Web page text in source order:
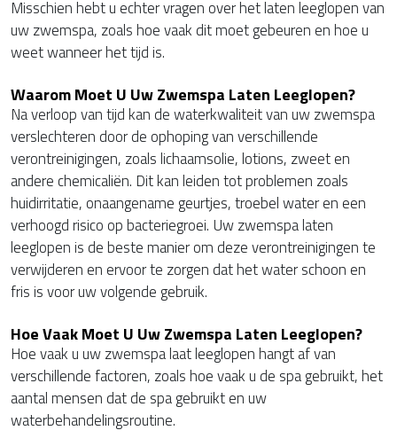
Misschien hebt u echter vragen over het laten leeglopen van
uw zwemspa, zoals hoe vaak dit moet gebeuren en hoe u
weet wanneer het tijd is.
Waarom Moet U Uw Zwemspa Laten Leeglopen?
Na verloop van tijd kan de waterkwaliteit van uw zwemspa
verslechteren door de ophoping van verschillende
verontreinigingen, zoals lichaamsolie, lotions, zweet en
andere chemicaliën. Dit kan leiden tot problemen zoals
huidirritatie, onaangename geurtjes, troebel water en een
verhoogd risico op bacteriegroei. Uw zwemspa laten
leeglopen is de beste manier om deze verontreinigingen te
verwijderen en ervoor te zorgen dat het water schoon en
fris is voor uw volgende gebruik.
Hoe Vaak Moet U Uw Zwemspa Laten Leeglopen?
Hoe vaak u uw zwemspa laat leeglopen hangt af van
verschillende factoren, zoals hoe vaak u de spa gebruikt, het
aantal mensen dat de spa gebruikt en uw
waterbehandelingsroutine.